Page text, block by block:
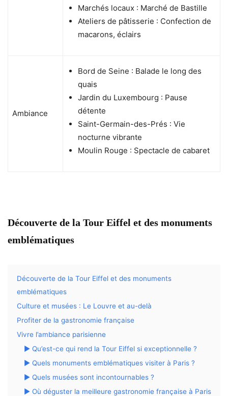
Marchés locaux : Marché de Bastille
Ateliers de pâtisserie : Confection de
macarons, éclairs
Ambiance
Bord de Seine : Balade le long des
quais
Jardin du Luxembourg : Pause
détente
Saint-Germain-des-Prés : Vie
nocturne vibrante
Moulin Rouge : Spectacle de cabaret
Découverte de la Tour Eiffel et des monuments
emblématiques
Découverte de la Tour Eiffel et des monuments
emblématiques
Culture et musées : Le Louvre et au-delà
Profiter de la gastronomie française
Vivre l’ambiance parisienne
▶ Qu’est-ce qui rend la Tour Eiffel si exceptionnelle ?
▶ Quels monuments emblématiques visiter à Paris ?
▶ Quels musées sont incontournables ?
▶ Où déguster la meilleure gastronomie française à Paris